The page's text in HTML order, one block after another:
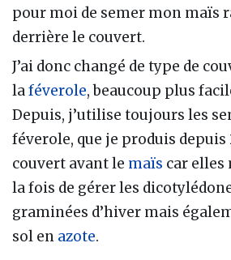
pour moi de semer mon maïs
derrière le couvert.
J’ai donc changé de type de
laféverole, beaucoup plus
Depuis, j’utilise toujours les
féverole, que je produis depuis
couvert avant le maïs car elles
la fois de gérer les
graminées d’hiver mais
sol en azote.